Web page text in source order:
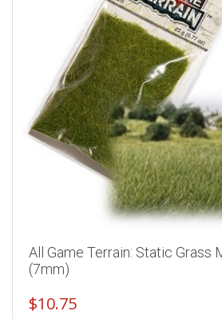
All Game Terrain: Static Grass
(7mm)
$10.75